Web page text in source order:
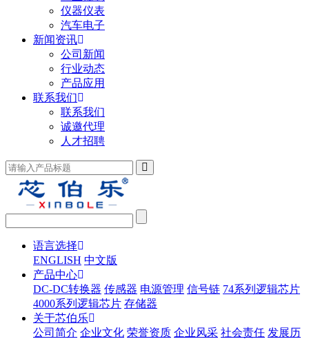
仪器仪表
汽车电子
新闻资讯
公司新闻
行业动态
产品应用
联系我们
联系我们
诚邀代理
人才招聘
语言选择
ENGLISH 中文版
产品中心
DC-DC转换器 传感器 电源管理 信号链 74系列逻辑芯片
4000系列逻辑芯片 存储器
关于芯伯乐
公司简介 企业文化 荣誉资质 企业风采 社会责任 发展历